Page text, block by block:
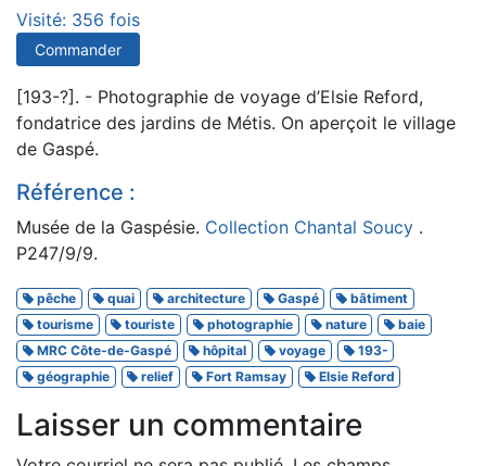
Visité: 356 fois
Commander
[193-?]. - Photographie de voyage d’Elsie Reford,
fondatrice des jardins de Métis. On aperçoit le village
de Gaspé.
Référence :
Musée de la Gaspésie. Collection Chantal Soucy .
P247/9/9.
pêche quai architecture Gaspé
bâtiment
tourisme
touriste photographie nature
baie
MRC Côte-de-Gaspé
hôpital voyage
193-
géographie
relief Fort Ramsay Elsie Reford
Laisser un commentaire